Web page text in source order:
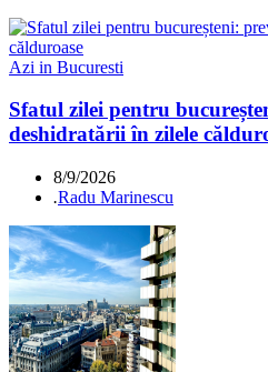
Azi in Bucuresti
Sfatul zilei pentru
deshidratării în zilele
8/9/2026
.Radu Marinescu